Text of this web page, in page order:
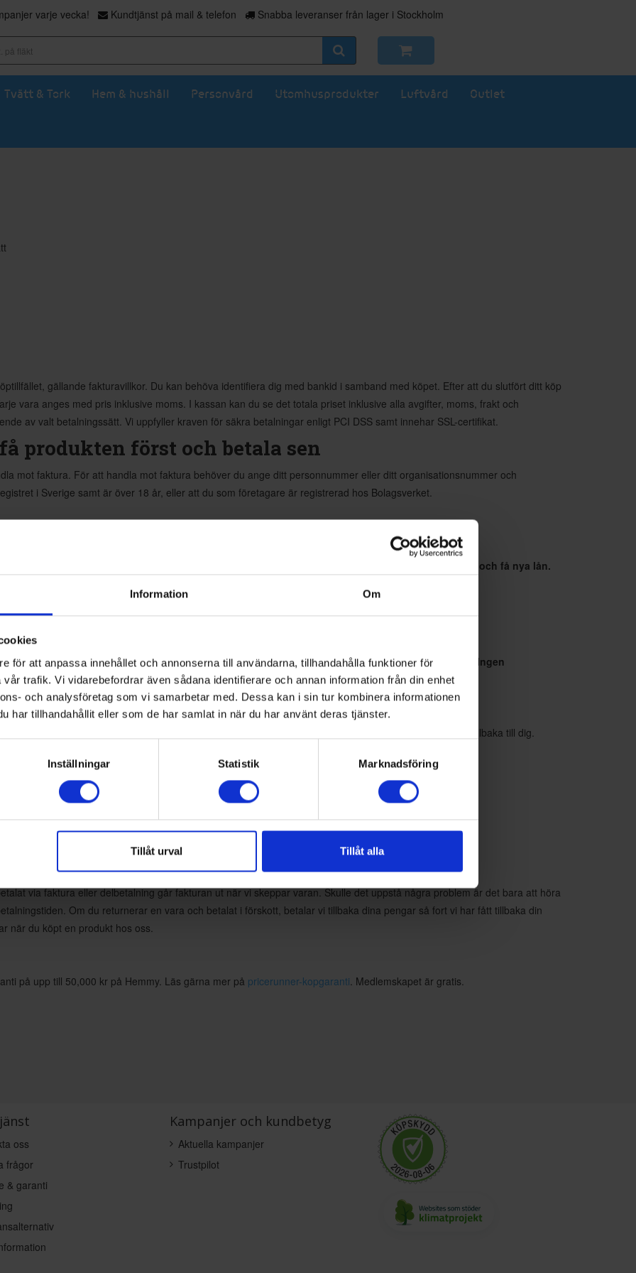
Information Om
för att anpassa innehållet och annonserna till användarna, tillhandahålla funktioner för
trafik. Vi vidarebefordrar även sådana identifierare och annan information från din enhet
och analysföretag som vi samarbetar med. Dessa kan i sin tur kombinera informationen
har tillhandahållit eller som de har samlat in när du har använt deras tjänster.
Inställningar Statistik Marknadsföring
Tillåt urval Tillåt alla
varje vecka! Kundtjänst på mail & telefon Snabba leveranser från lager i Stockholm
Tvätt & Tork Hem & hushåll Personvård Utomhusprodukter Luftvård Outlet
gällande fakturavillkor. Du kan behöva identifiera dig med bankid i samband med köpet. Efter att du slutfört ditt köp
vara anges med pris inklusive moms. I kassan kan du se det totala priset inklusive alla avgifter, moms, frakt och
av valt betalningssätt. Vi uppfyller kraven för säkra betalningar enligt PCI DSS samt innehar SSL-certifikat.
produkten först och betala sen
mot faktura. För att handla mot faktura behöver du ange ditt personnummer eller ditt organisationsnummer och
i Sverige samt är över 18 år, eller att du som företagare är registrerad hos Bolagsverket.
en betalningsanmärkning. Det kan leda till svårigheter att få hyra bostad, teckna abonnemang och få nya lån.
i din kommun. Kontaktuppgifter finns på konsumentverket.se.
Enkelt
i norden. Kortköpen sker direkt via Klarna och är krypterade enligt gällande standarder och regler. Ingen
. Själva dragningen av pengar sker när varan skickas från oss.
betalning och om du skulle behöva en återbetalning från en returnerad vara så swishar vi helt enkelt tillbaka till dig.
pay på iPhone och Google Pay på Android-telefoner.
Du får även ett kvitto av oss när produkten är skickad.
bra fakturavillkor
via faktura eller delbetalning går fakturan ut när vi skeppar varan. Skulle det uppstå några problem är det bara att höra
Om du returnerar en vara och betalat i förskott, betalar vi tillbaka dina pengar så fort vi har fått tillbaka din
när du köpt en produkt hos oss.
på upp till 50,000 kr på Hemmy. Läs gärna mer på pricerunner-kopgaranti. Medlemskapet är gratis.
oss
frågor
& garanti
Kampanjer och kundbetyg
Aktuella kampanjer
Trustpilot